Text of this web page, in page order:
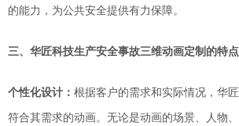
的能力，为公共安全提供有力保障。
三、 华匠科技生产安全事故三维动画定制的特点
个性化设计： 根据客户的需求和实际情况， 华
符合其需求的动画。无论是动画的场景、人物